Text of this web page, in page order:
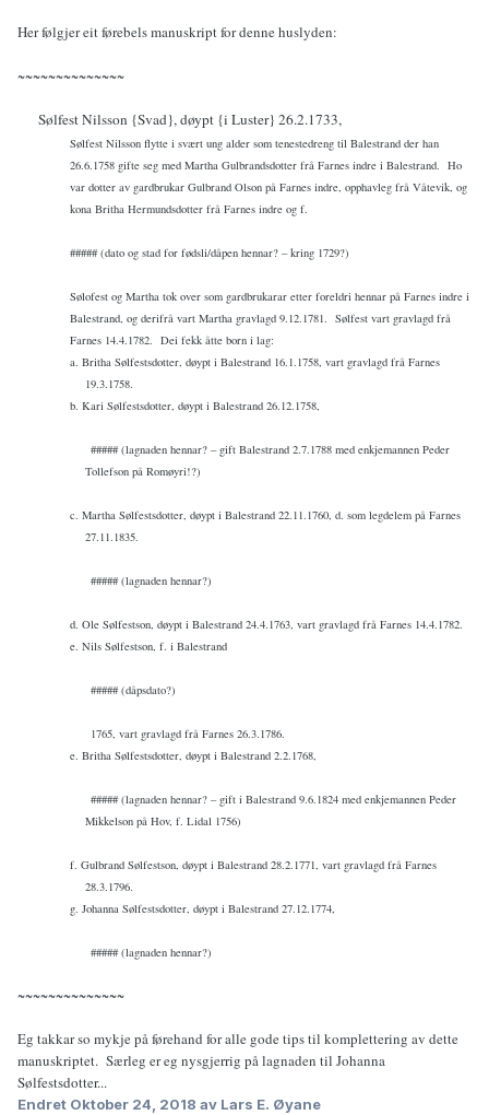
Her følgjer eit førebels manuskript for denne huslyden:
~~~~~~~~~~~~~~
Sølfest Nilsson {Svad}, døypt {i Luster} 26.2.1733,
Sølfest Nilsson flytte i svært ung alder som tenestedreng til Balestrand der han
26.6.1758 gifte seg med Martha Gulbrandsdotter frå Farnes indre i Balestrand. Ho
var dotter av gardbrukar Gulbrand Olson på Farnes indre, opphavleg frå Våtevik, og
kona Britha Hermundsdotter frå Farnes indre og f.
##### (dato og stad for fødsli/dåpen hennar? – kring 1729?)
Sølofest og Martha tok over som gardbrukarar etter foreldri hennar på Farnes indre i
Balestrand, og derifrå vart Martha gravlagd 9.12.1781. Sølfest vart gravlagd frå
Farnes 14.4.1782. Dei fekk åtte born i lag:
a. Britha Sølfestsdotter, døypt i Balestrand 16.1.1758, vart gravlagd frå Farnes
19.3.1758.
b. Kari Sølfestsdotter, døypt i Balestrand 26.12.1758,
##### (lagnaden hennar? – gift Balestrand 2.7.1788 med enkjemannen Peder
Tollefson på Romøyri!?)
c. Martha Sølfestsdotter, døypt i Balestrand 22.11.1760, d. som legdelem på Farnes
27.11.1835.
##### (lagnaden hennar?)
d. Ole Sølfestson, døypt i Balestrand 24.4.1763, vart gravlagd frå Farnes 14.4.1782.
e. Nils Sølfestson, f. i Balestrand
##### (dåpsdato?)
1765, vart gravlagd frå Farnes 26.3.1786.
e. Britha Sølfestsdotter, døypt i Balestrand 2.2.1768,
##### (lagnaden hennar? – gift i Balestrand 9.6.1824 med enkjemannen Peder
Mikkelson på Hov, f. Lidal 1756)
f. Gulbrand Sølfestson, døypt i Balestrand 28.2.1771, vart gravlagd frå Farnes
28.3.1796.
g. Johanna Sølfestsdotter, døypt i Balestrand 27.12.1774,
##### (lagnaden hennar?)
~~~~~~~~~~~~~~
Eg takkar so mykje på førehand for alle gode tips til komplettering av dette
manuskriptet. Særleg er eg nysgjerrig på lagnaden til Johanna
Sølfestsdotter...
Endret Oktober 24, 2018 av Lars E. Øyane